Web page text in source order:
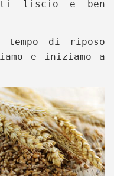
liscio e ben
di riposo
e iniziamo a